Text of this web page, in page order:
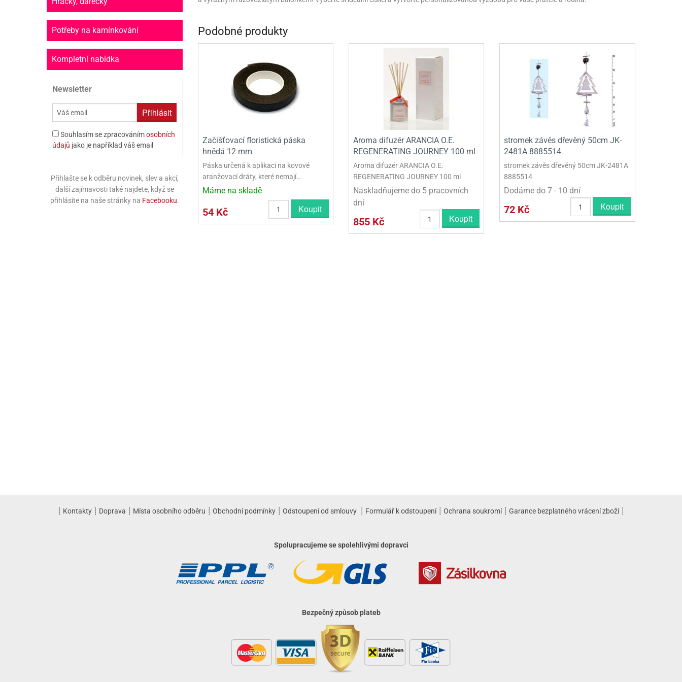
SCOOBY DOO
SPONGE BOB
STAR WARS
TLAPKOVÁ PATROLA PAW PATROL
Potřeby na kamínkování
Kompletní nabídka
Newsletter
Přihlásit
Souhlasím se zpracovánímosobních
údajů jako je například váš email
Přihlašte se k odběru novinek, slev a akcí,
další zajímavosti také najdete, když se
přihlásíte na naše stránky na Facebooku.
Podobné produkty
Začišťovací floristická páska
hnědá 12 mm
Páska určená k aplikaci na kovové
aranžovací dráty, které nemají…
Máme na skladě
54 Kč Koupit
Aroma difuzér ARANCIA O.E.
REGENERATING JOURNEY 100 ml
Aroma difuzér ARANCIA O.E.
REGENERATING JOURNEY 100 ml
Naskladňujeme do 5 pracovních
dní
855 Kč Koupit
stromek závěs dřevěný 50cm JK-
2481A 8885514
stromek závěs dřevěný 50cm JK-2481A
8885514
Dodáme do 7 - 10 dní
72 Kč Koupit
┊ Kontakty ┊ Doprava ┊ Místa osobního odběru ┊ Obchodní podmínky ┊ Odstoupení od smlouvy ┊ Formulář k odstoupení┊ Ochrana soukromí┊ Garance bezplatného vrácení zboží┊
Spolupracujeme se spolehlivými dopravci
Bezpečný způsob plateb